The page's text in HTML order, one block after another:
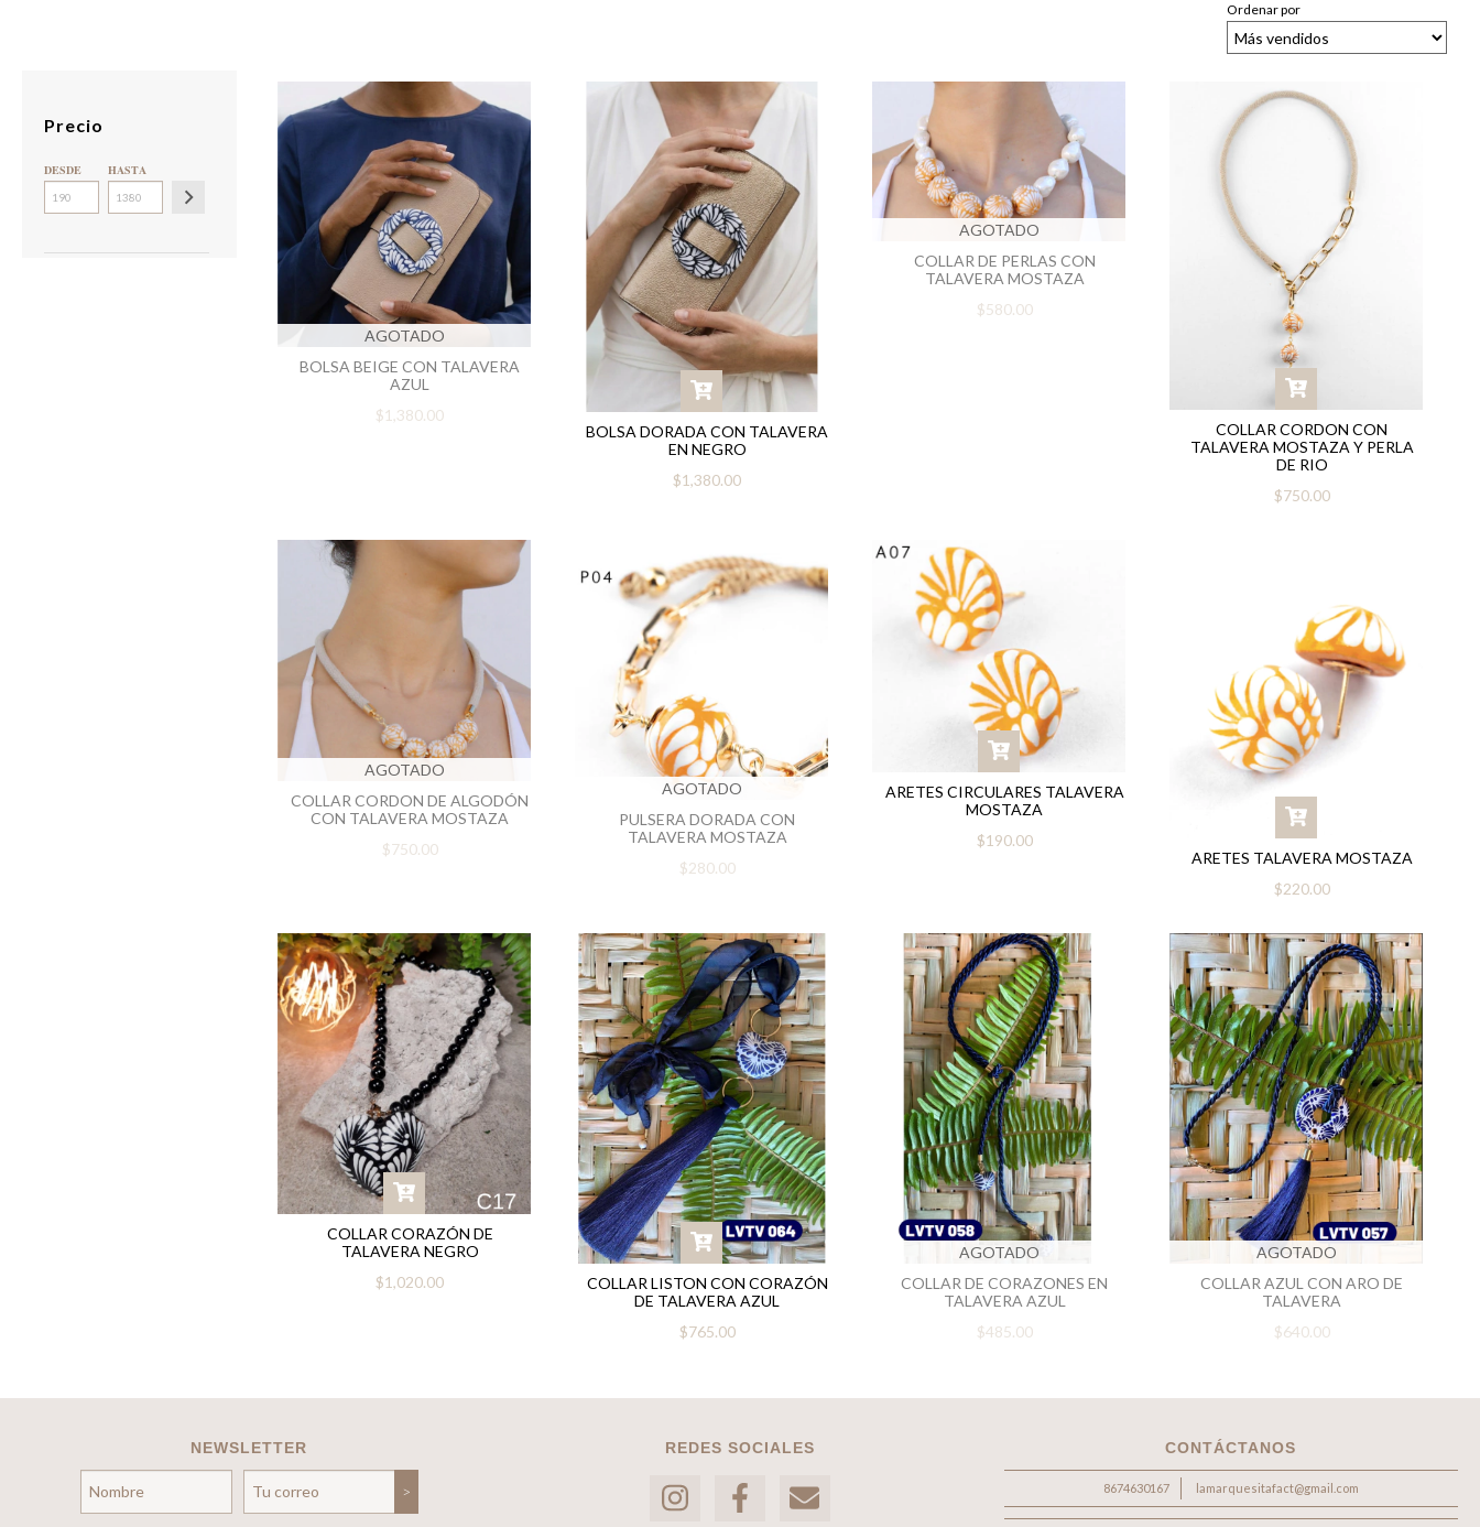
Ordenar por
Precio
DESDE HASTA
AGOTADO
BOLSA BEIGE CON TALAVERA
AZUL
$1,380.00
BOLSA DORADA CON TALAVERA
EN NEGRO
$1,380.00
AGOTADO
COLLAR DE PERLAS CON
TALAVERA MOSTAZA
$580.00
COLLAR CORDON CON
TALAVERA MOSTAZA Y PERLA
DE RIO
$750.00
AGOTADO
COLLAR CORDON DE ALGODÓN
CON TALAVERA MOSTAZA
$750.00
AGOTADO
PULSERA DORADA CON
TALAVERA MOSTAZA
$280.00
ARETES CIRCULARES TALAVERA
MOSTAZA
$190.00
ARETES TALAVERA MOSTAZA
$220.00
COLLAR CORAZÓN DE
TALAVERA NEGRO
$1,020.00
COLLAR LISTON CON CORAZÓN
DE TALAVERA AZUL
$765.00
AGOTADO
COLLAR DE CORAZONES EN
TALAVERA AZUL
$485.00
AGOTADO
COLLAR AZUL CON ARO DE
TALAVERA
$640.00
NEWSLETTER REDES SOCIALES CONTÁCTANOS
8674630167 lamarquesitafact@gmail.com